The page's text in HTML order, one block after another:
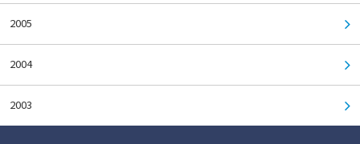
2005
2004
2003